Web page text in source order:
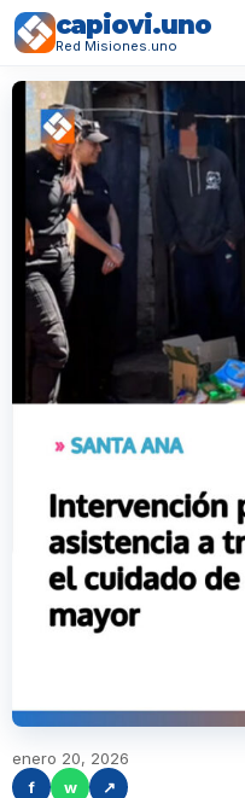
capiovi.uno
Red Misiones.uno
enero 20, 2026
f
w ↗